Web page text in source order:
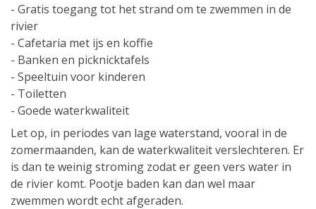
- Gratis toegang tot het strand om te zwemmen in de
rivier
- Cafetaria met ijs en koffie
- Banken en picknicktafels
- Speeltuin voor kinderen
- Toiletten
- Goede waterkwaliteit
Let op, in periodes van lage waterstand, vooral in de
zomermaanden, kan de waterkwaliteit verslechteren. Er
is dan te weinig stroming zodat er geen vers water in
de rivier komt. Pootje baden kan dan wel maar
zwemmen wordt echt afgeraden.